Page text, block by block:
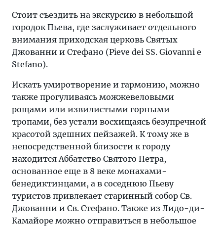
Стоит съездить на экскурсию в небольшой
городок Пьева, где заслуживает отдельного
внимания приходская церковь Святых
Джованни и Стефано (Pieve dei SS. Giovanni e
Stefano).
Искать умиротворение и гармонию, можно
также прогуливаясь можжевеловыми
рощами или извилистыми горными
тропами, без устали восхищаясь безупречной
красотой здешних пейзажей. К тому же в
непосредственной близости к городу
находится Аббатство Святого Петра,
основанное еще в 8 веке монахами-
бенедиктинцами, а в соседнюю Пьеву
туристов привлекает старинный собор Св.
Джованни и Св. Стефано. Также из Лидо-ди-
Камайоре можно отправиться в небольшое